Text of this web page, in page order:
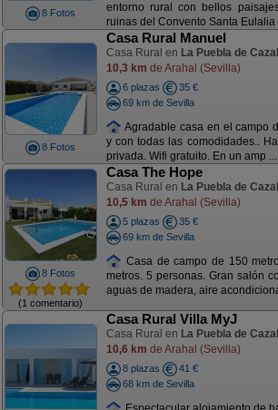
8 Fotos
entorno rural con bellos
ruinas del Convento Santa Eulalia
8 Fotos
Casa Rural Manuel
Casa Rural en La Puebla de
10,3 km de Arahal (Sevilla)
6 plazas
35 €
69 km de Sevilla
Agradable casa en el campo
y con todas las comodidades..
privada. Wifi gratuito. En un amp ...
8 Fotos
(1 comentario)
Casa The Hope
Casa Rural en La Puebla de
10,5 km de Arahal (Sevilla)
5 plazas
35 €
69 km de Sevilla
Casa de campo de 150
metros. 5 personas. Gran salón
aguas de madera, aire
Casa Rural Villa MyJ
Casa Rural en La Puebla de
10,6 km de Arahal (Sevilla)
8 plazas
41 €
68 km de Sevilla